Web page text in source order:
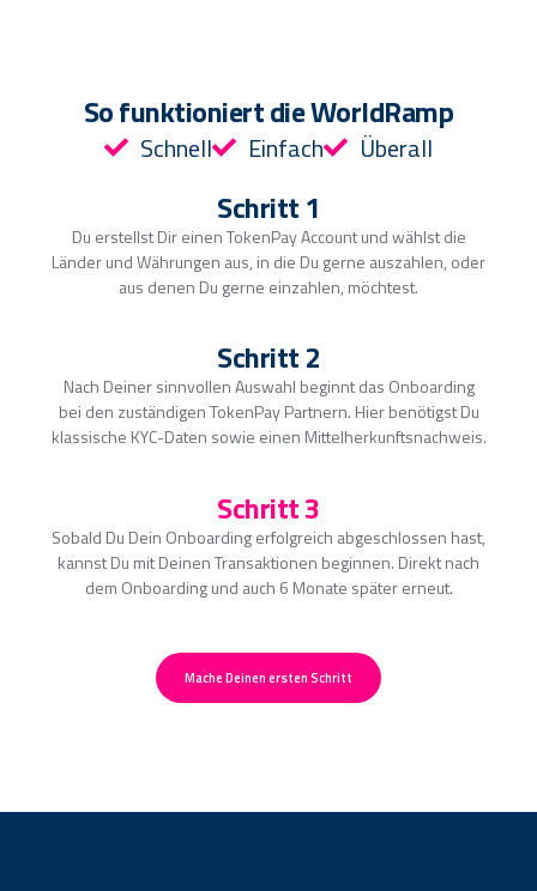
So funktioniert die WorldRamp
Schnell Einfach Überall
Schritt 1
Du erstellst Dir einen TokenPay Account und wählst die
Länder und Währungen aus, in die Du gerne auszahlen, oder
aus denen Du gerne einzahlen, möchtest.
Schritt 2
Nach Deiner sinnvollen Auswahl beginnt das Onboarding
bei den zuständigen TokenPay Partnern. Hier benötigst Du
klassische KYC-Daten sowie einen Mittelherkunftsnachweis.
Schritt 3
Sobald Du Dein Onboarding erfolgreich abgeschlossen hast,
kannst Du mit Deinen Transaktionen beginnen. Direkt nach
dem Onboarding und auch 6 Monate später erneut.
Mache Deinen ersten Schritt